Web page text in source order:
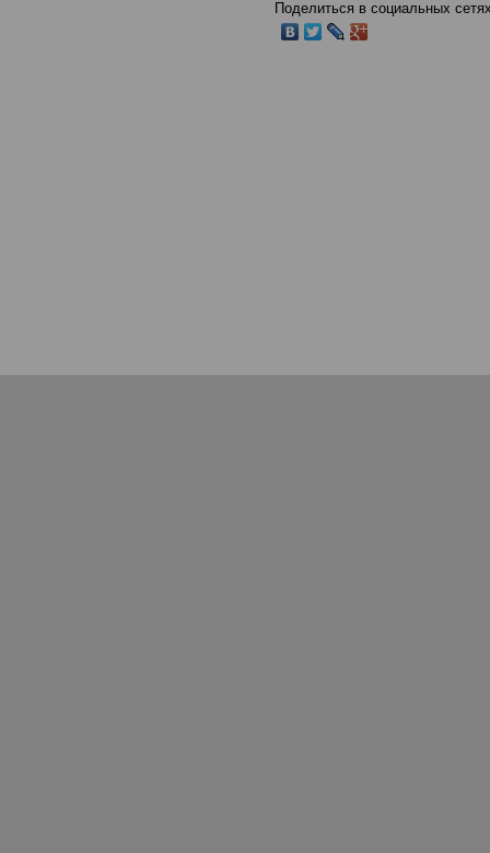
Поделиться в социальных